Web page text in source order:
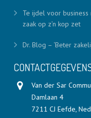
Te ijdel voor
zaak op z’n kop zet
Dr. Blog – ‘Beter
Van der Sar
Damlaan 4
7211 CJ Eefde,